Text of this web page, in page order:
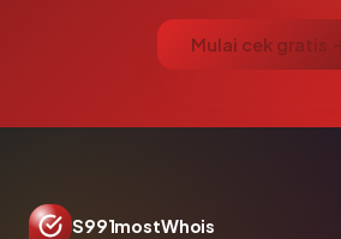
Mulai cek gratis
S991mostWhois